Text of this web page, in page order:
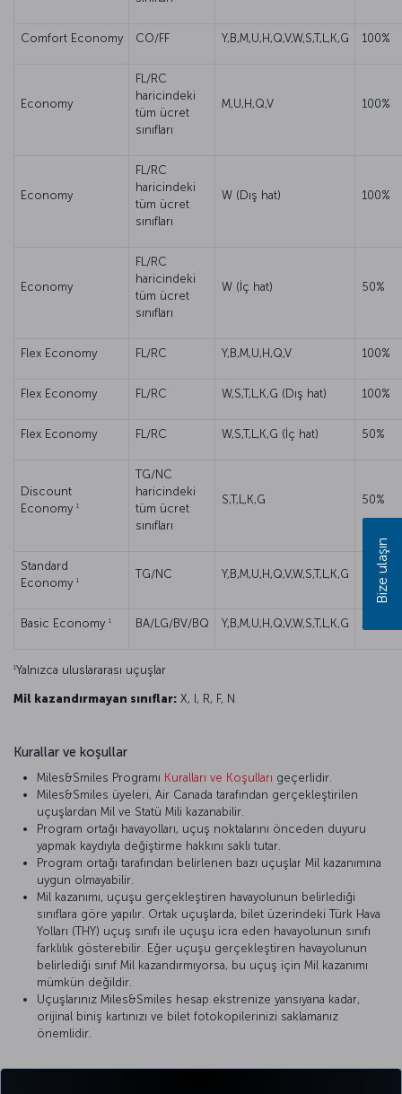
Comfort Economy CO/FF Y,B,M,U,H,Q,V,W,S,T,L,K,G 100%
Economy
FL/RC
haricindeki
tüm ücret
sınıfları
M,U,H,Q,V 100%
Economy
FL/RC
haricindeki
tüm ücret
sınıfları
W (Dış hat) 100%
Economy
FL/RC
haricindeki
tüm ücret
sınıfları
W (İç hat) 50%
Flex Economy FL/RC Y,B,M,U,H,Q,V 100%
Flex Economy FL/RC W,S,T,L,K,G (Dış hat) 100%
Flex Economy FL/RC W,S,T,L,K,G (İç hat) 50%
Discount
Economy 1
TG/NC
haricindeki
tüm ücret
sınıfları
S,T,L,K,G 50%
Standard
Economy 1 TG/NC Y,B,M,U,H,Q,V,W,S,T,L,K,G 50%
Basic Economy 1 BA/LG/BV/BQ Y,B,M,U,H,Q,V,W,S,T,L,K,G 25%
1Yalnızca uluslararası uçuşlar
Mil kazandırmayan sınıflar: X, I, R, F, N
Kurallar ve koşullar
Miles&Smiles Programı Kuralları ve Koşulları geçerlidir.
Miles&Smiles üyeleri, Air Canada tarafından gerçekleştirilen
uçuşlardan Mil ve Statü Mili kazanabilir.
Program ortağı havayolları, uçuş noktalarını önceden duyuru
yapmak kaydıyla değiştirme hakkını saklı tutar.
Program ortağı tarafından belirlenen bazı uçuşlar Mil kazanımına
uygun olmayabilir.
Mil kazanımı, uçuşu gerçekleştiren havayolunun belirlediği
sınıflara göre yapılır. Ortak uçuşlarda, bilet üzerindeki Türk Hava
Yolları (THY) uçuş sınıfı ile uçuşu icra eden havayolunun sınıfı
farklılık gösterebilir. Eğer uçuşu gerçekleştiren havayolunun
belirlediği sınıf Mil kazandırmıyorsa, bu uçuş için Mil kazanımı
mümkün değildir.
Uçuşlarınız Miles&Smiles hesap ekstrenize yansıyana kadar,
orijinal biniş kartınızı ve bilet fotokopilerinizi saklamanız
önemlidir.
Bize ulaşın